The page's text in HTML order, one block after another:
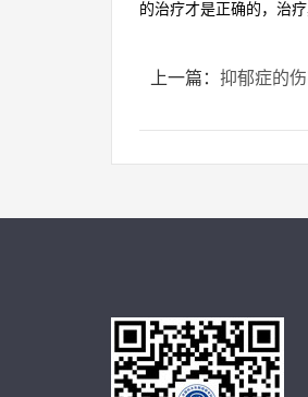
的治疗才是正确的，治
上一篇： 抑郁症的